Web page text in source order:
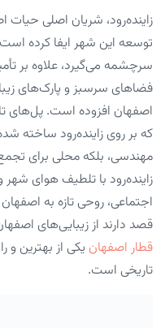
زاینده‌رود، شریان اصلی
توسعه این شهر ایفا کرده
سرچشمه می‌گیرد، علاوه بر
فضاهای سرسبز و پارک‌های
اصفهان افزوده است.
که بر روی زاینده‌رود ساخته
مهندسی، بلکه محلی برای
زاینده‌رود با تلطیف هوای شهر
اجتماعی، روحی تازه به
قصد دارند از زیبایی‌های
قطار اصفهان یکی از بهترین
تاریخی است.